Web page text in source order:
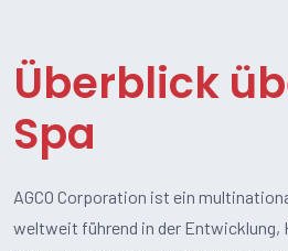
Überblick
Spa
AGCO Corporation ist ein
weltweit führend in der Entwicklung,